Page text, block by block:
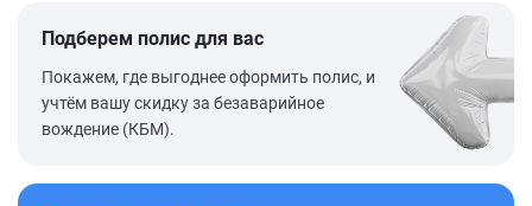
Подберем полис для вас
Покажем, где выгоднее оформить полис, и
учтём вашу скидку за безаварийное
вождение (КБМ).